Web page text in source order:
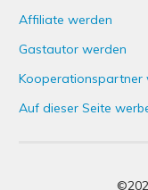
Affiliate werden
Gastautor werden
Kooperationspartner
Auf dieser Seite
©